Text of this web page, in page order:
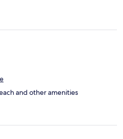
and other amenities